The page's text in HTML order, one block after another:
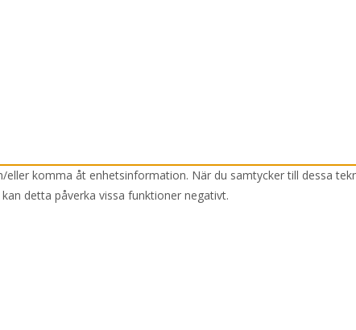
komma åt enhetsinformation. När du samtycker till dessa
detta påverka vissa funktioner negativt.